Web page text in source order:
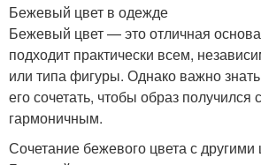
Бежевый цвет в одежде
Бежевый цвет — это отличная
подходит практически всем,
или типа фигуры. Однако важно
его сочетать, чтобы образ получился
гармоничным.
Сочетание бежевого цвета с другими